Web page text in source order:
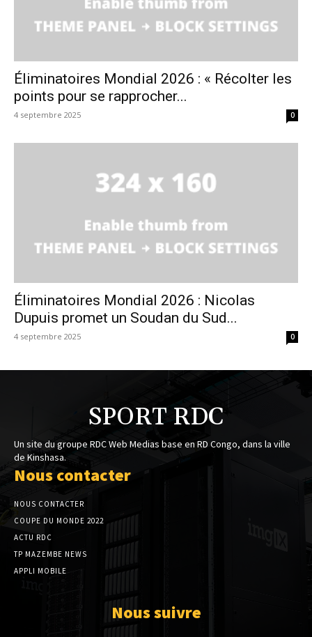
Éliminatoires Mondial 2026 : « Récolter les
points pour se rapprocher...
4 septembre 2025 0
Éliminatoires Mondial 2026 : Nicolas
Dupuis promet un Soudan du Sud...
4 septembre 2025 0
SPORT RDC
Un site du groupe RDC Web Medias base en RD Congo, dans la ville
de Kinshasa.
Nous contacter
NOUS CONTACTER
COUPE DU MONDE 2022
ACTU RDC
TP MAZEMBE NEWS
APPLI MOBILE
Nous suivre